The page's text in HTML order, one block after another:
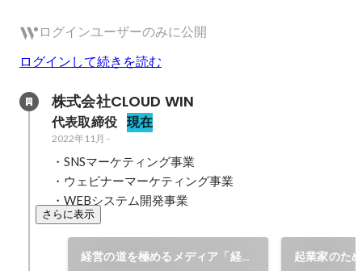
ログインユーザーのみに公開
ログインして続きを読む
株式会社CLOUD WIN
代表取締役 現在
2022年11月 -
・SNSマーケティング事業
・ウェビナーマーケティング事業
・WEBシステム開発事業
さらに表示
経営の道を極めるメディア「経
起業家のた